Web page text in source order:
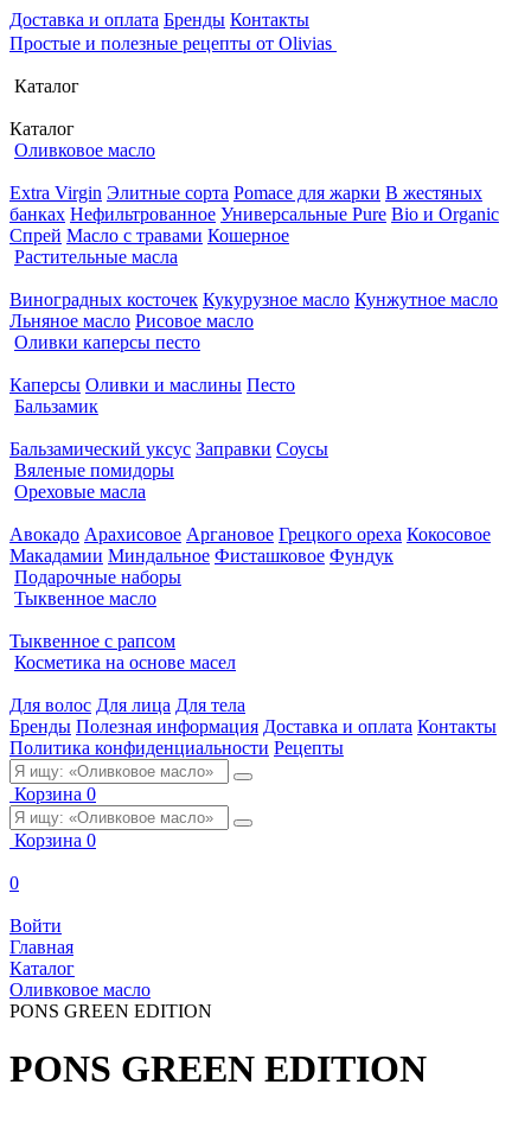
Доставка и оплата Бренды Контакты
Простые и полезные рецепты от Olivias
Каталог
Каталог
Оливковое масло
Extra Virgin Элитные сорта Pomace для жарки В жестяных
банках Нефильтрованное Универсальные Pure Bio и Organic
Спрей Масло с травами Кошерное
Растительные масла
Виноградных косточек Кукурузное масло Кунжутное масло
Льняное масло Рисовое масло
Оливки каперсы песто
Каперсы Оливки и маслины Песто
Бальзамик
Бальзамический уксус Заправки Соусы
Вяленые помидоры
Ореховые масла
Авокадо Арахисовое Аргановое Грецкого ореха Кокосовое
Макадамии Миндальное Фисташковое Фундук
Подарочные наборы
Тыквенное масло
Тыквенное с рапсом
Косметика на основе масел
Для волос Для лица Для тела
Бренды Полезная информация Доставка и оплата Контакты
Политика конфиденциальности Рецепты
Корзина 0
Корзина 0
0
Войти
Главная
Каталог
Оливковое масло
PONS GREEN EDITION
PONS GREEN EDITION